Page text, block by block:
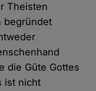
Theisten
begründet
die Güte Gottes
ist nicht